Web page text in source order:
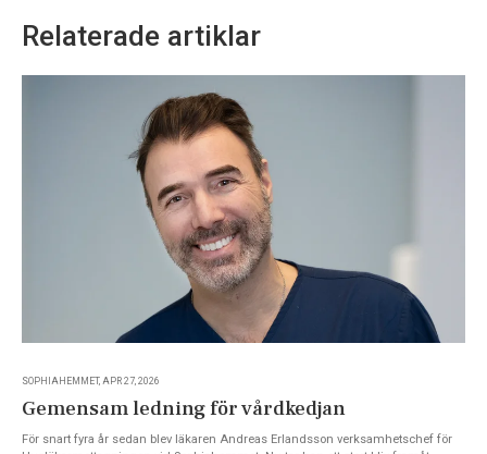
Relaterade artiklar
SOPHIAHEMMET, APR 27, 2026
Gemensam ledning för vårdkedjan
För snart fyra år sedan blev läkaren Andreas Erlandsson verksamhetschef för